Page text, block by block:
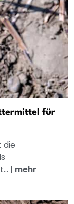
für
die
| mehr